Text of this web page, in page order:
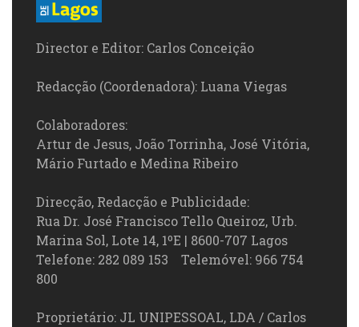
Director e Editor: Carlos Conceição
Redacção (Coordenadora): Luana Viegas
Colaboradores:
Artur de Jesus, João Torrinha, José Vitória,
Mário Furtado e Medina Ribeiro
Direcção, Redacção e Publicidade:
Rua Dr. José Francisco Tello Queiroz, Urb.
Marina Sol, Lote 14, 1ºE | 8600-707 Lagos
Telefone: 282 089 153 Telemóvel: 966 754
800
Proprietário: JL UNIPESSOAL, LDA / Carlos